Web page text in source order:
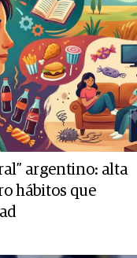
argentino: alta
hábitos que